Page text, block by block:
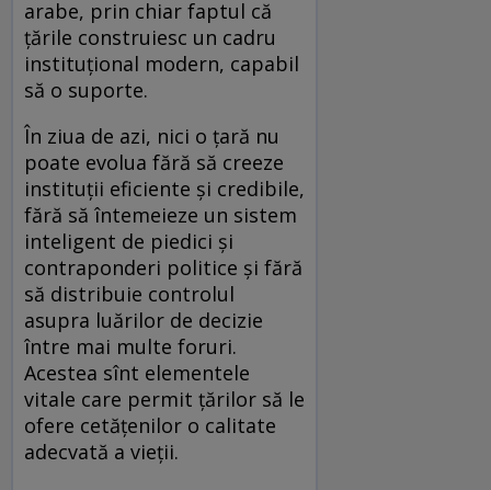
arabe, prin chiar faptul că
țările construiesc un cadru
instituțional modern, capabil
să o suporte.
În ziua de azi, nici o țară nu
poate evolua fără să creeze
instituții eficiente și credibile,
fără să întemeieze un sistem
inteligent de piedici și
contraponderi politice și fără
să distribuie controlul
asupra luărilor de decizie
între mai multe foruri.
Acestea sînt elementele
vitale care permit țărilor să le
ofere cetățenilor o calitate
adecvată a vieții.